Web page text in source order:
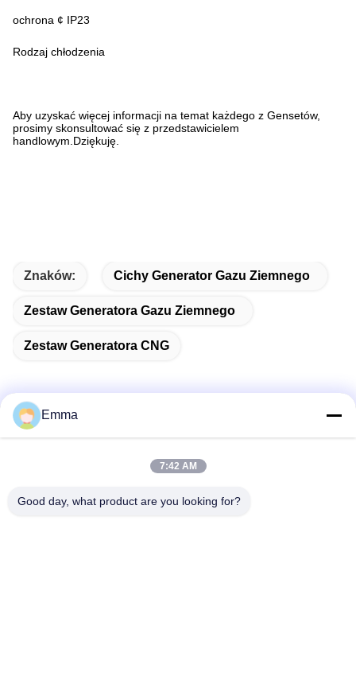
ochrona ¢ IP23
Rodzaj chłodzenia
Aby uzyskać więcej informacji na temat każdego z Gensetów,
prosimy skonsultować się z przedstawicielem
handlowym.Dziękuję.
Znaków: Cichy Generator Gazu Ziemnego
Zestaw Generatora Gazu Ziemnego
Zestaw Generatora CNG
No. 280 WanXing Avenue Longhu.Wschodnia strefa
Emma
7:42 AM
Good day, what product are you looking for?